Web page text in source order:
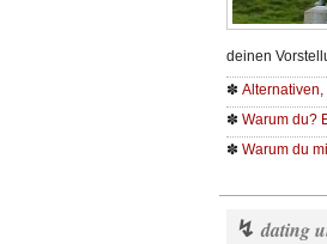
deinen
✽
✽ Warum du?
✽ Warum du
↯ dating